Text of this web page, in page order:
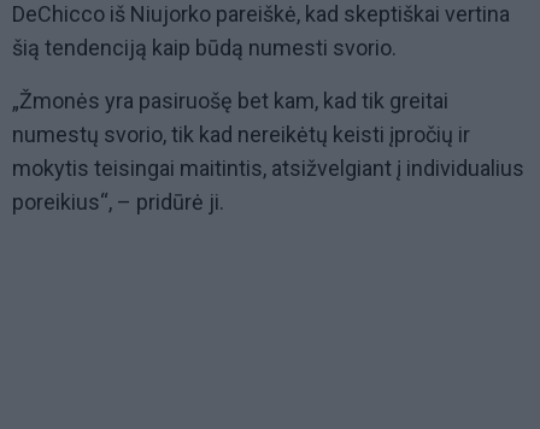
DeChicco iš Niujorko pareiškė, kad skeptiškai vertina
šią tendenciją kaip būdą numesti svorio.
„Žmonės yra pasiruošę bet kam, kad tik greitai
numestų svorio, tik kad nereikėtų keisti įpročių ir
mokytis teisingai maitintis, atsižvelgiant į individualius
poreikius“, – pridūrė ji.